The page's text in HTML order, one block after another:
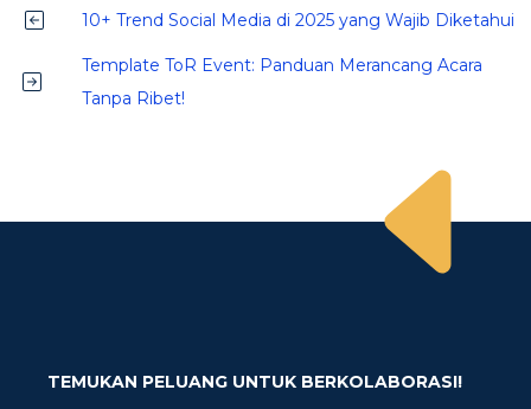
10+ Trend Social Media di 2025 yang Wajib Diketahui
Template ToR Event: Panduan Merancang Acara
Tanpa Ribet!
TEMUKAN PELUANG UNTUK BERKOLABORASI!